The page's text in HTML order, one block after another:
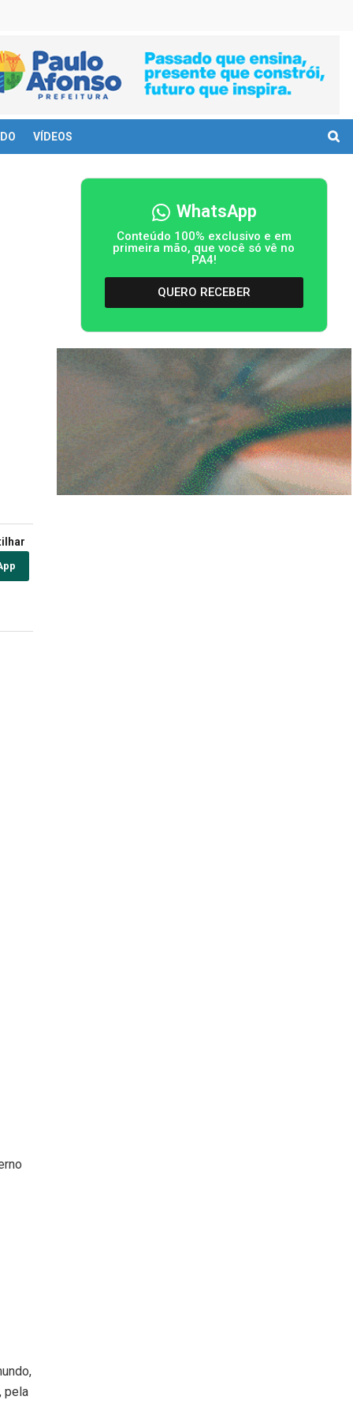
VÍDEOS
pela
WhatsApp
Conteúdo 100% exclusivo e em
primeira mão, que você só vê no
PA4!
QUERO RECEBER